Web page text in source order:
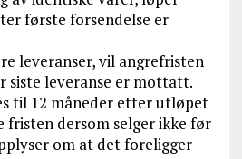
første forsendelse er
leveranser, vil angrefristen
siste leveranse er mottatt.
til 12 måneder etter utløpet
fristen dersom selger ikke før
om at det foreligger